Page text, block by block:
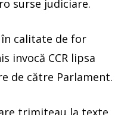
surse judiciare.
în calitate de for
invocă CCR lipsa
de către Parlament.
trimiteau la texte